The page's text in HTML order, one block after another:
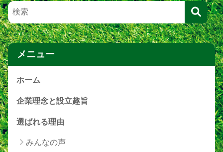
メニュー
ホーム
企業理念と設立趣旨
選ばれる理由
みんなの声